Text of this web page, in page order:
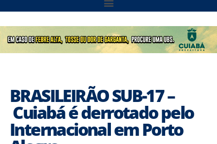
BRASILEIRÃO SUB-17 –
Cuiabá é derrotado pelo
Internacional em Porto